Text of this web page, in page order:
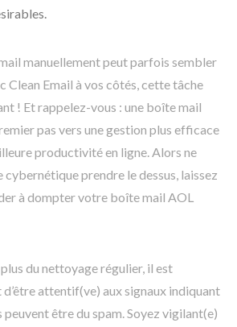
manuellement peut parfois sembler
Clean Email à vos côtés, cette tâche
! Et rappelez-vous : une boîte mail
pas vers une gestion plus efficace
productivité en ligne. Alors ne
cybernétique prendre le dessus, laissez
à dompter votre boîte mail AOL
plus du nettoyage régulier, il est
attentif(ve) aux signaux indiquant
être du spam. Soyez vigilant(e)